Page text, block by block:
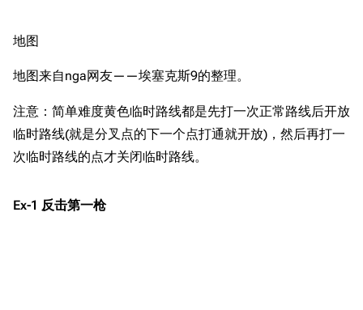
地图
地图来自nga网友——埃塞克斯9的整理。
注意：简单难度黄色临时路线都是先打一次正常路线后开放
临时路线(就是分叉点的下一个点打通就开放)，然后再打一
次临时路线的点才关闭临时路线。
Ex-1 反击第一枪